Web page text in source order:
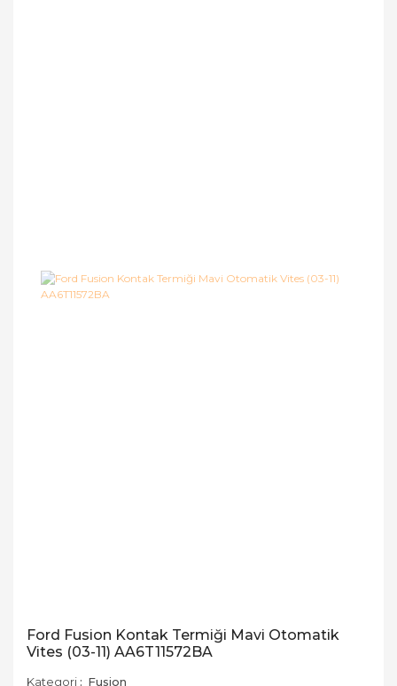
Ford Fusion Kontak Termiği Mavi Otomatik
Vites (03-11) AA6T11572BA
Kategori Fusion